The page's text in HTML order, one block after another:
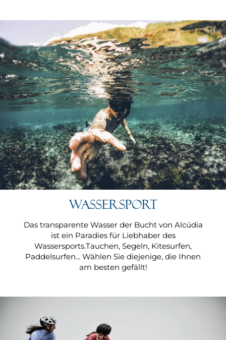
Wassersport
Das transparente Wasser der Bucht von Alcúdia
ist ein Paradies für Liebhaber des
Wassersports.Tauchen, Segeln, Kitesurfen,
Paddelsurfen... Wählen Sie diejenige, die Ihnen
am besten gefällt!